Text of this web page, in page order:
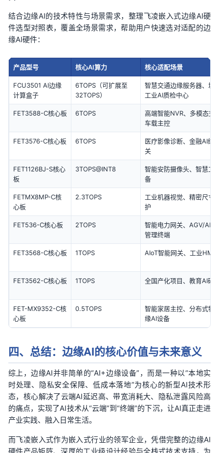
结合边缘AI的技术特性与场景需求，整理飞凌嵌入式边缘AI硬
件选型对照表，覆盖全场景需求，帮助用户快速选对适配的边
缘AI硬件：
产品型号 核心AI算力 核心适配场景
FCU3501 AI边缘
计算盒子
6TOPS（可扩展至
32TOPS）
智慧交通边缘服务器、城
工业AI质检中心
FET3588-C核心板 6TOPS
高端智能NVR、多模态交
车载主控
FET3576-C核心板 6TOPS
医疗影像诊断、金融AI终
关
FET1126BJ-S核心
板
3TOPS@INT8
智能安防摄像头、智慧工
备
FETMX8MP-C核
心板
2.3TOPS
工业机器视觉、精密尺寸
护
FET536-C核心板 2TOPS 智能电力网关、AGV/
管理终端
FET3568-C核心板 1TOPS AIoT智能网关、工业HMI
FET3562-C核心板 1TOPS 全国产化项目、教育AI硬
FET-MX9352-C核
心板
0.5TOPS
智能家居主控、分布式物
缘AI设备
四、总结：边缘AI的核心价值与未来意义
综上，边缘AI并非简单的“AI+边缘设备”，而是一种以“本地实
时处理、隐私安全保障、低成本落地”为核心的新型AI技术形
态，核心解决了云端AI延迟高、带宽消耗大、隐私泄露风险高
的痛点，实现了AI技术从“云端”到“终端”的下沉，让AI真正走进
产业实践、融入日常生活。
而飞凌嵌入式作为嵌入式行业的领军企业，凭借完整的边缘AI